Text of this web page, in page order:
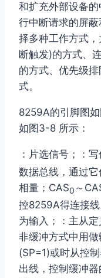
和扩充外部设备
行中断请求的屏
择多种工作方式
断触发)的方式、
的方式、优先级
式。
8259A的引脚图
如图3-8 所示：
：片选信号； ：
数据总线，通过
相量；CAS0 ～
控8259A得连接
为输入；
：主从
非缓冲方式中用
(SP=1)或时从控
出线，控制缓冲